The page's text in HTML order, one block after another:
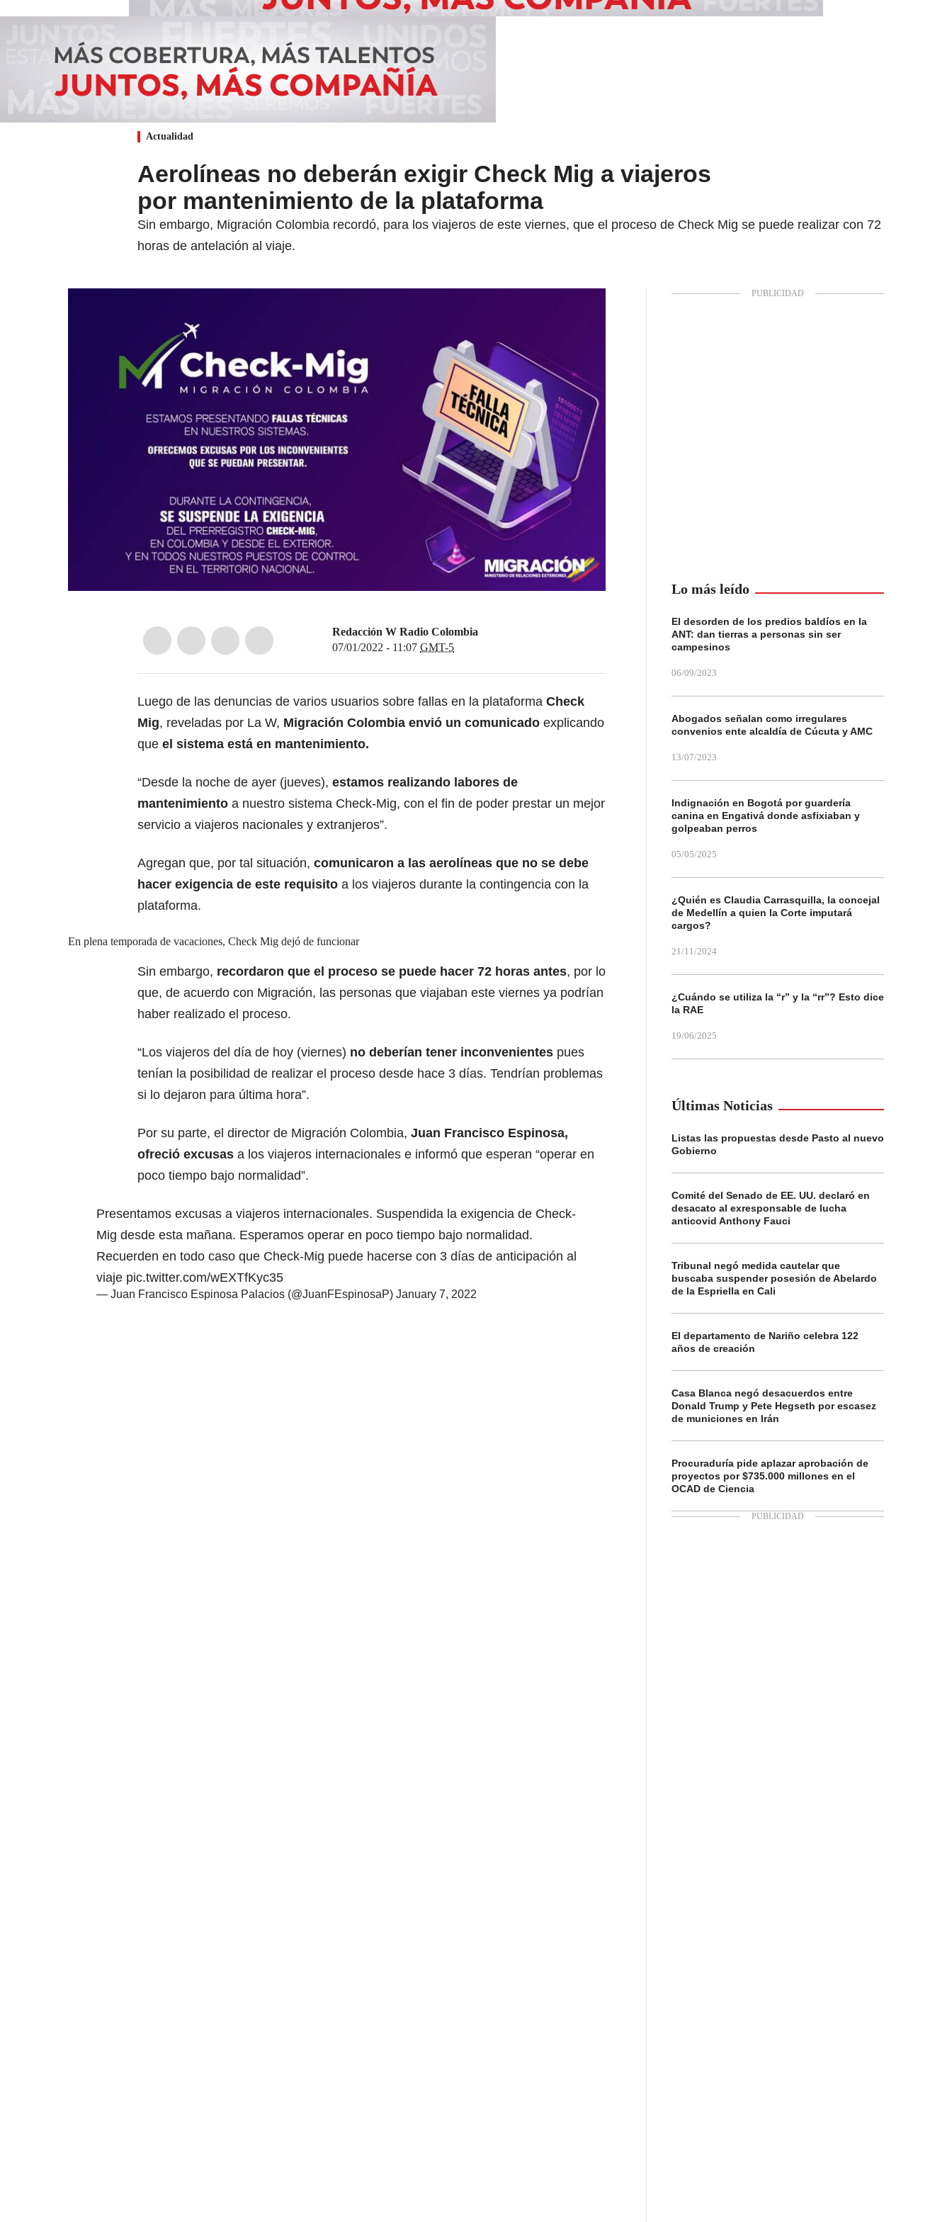
Actualidad
Aerolíneas no deberán exigir Check Mig a viajeros
por mantenimiento de la plataforma
Sin embargo, Migración Colombia recordó, para los viajeros de este viernes, que el proceso de Check Mig se puede realizar con 72
horas de antelación al viaje.
Redacción W Radio Colombia
07/01/2022 - 11:07 GMT-5
Luego de las denuncias de varios usuarios sobre fallas en la plataforma Check
Mig, reveladas por La W, Migración Colombia envió un comunicado explicando
que el sistema está en mantenimiento.
“Desde la noche de ayer (jueves), estamos realizando labores de
mantenimiento a nuestro sistema Check-Mig, con el fin de poder prestar un mejor
servicio a viajeros nacionales y extranjeros”.
Agregan que, por tal situación, comunicaron a las aerolíneas que no se debe
hacer exigencia de este requisito a los viajeros durante la contingencia con la
plataforma.
En plena temporada de vacaciones, Check Mig dejó de funcionar
Sin embargo, recordaron que el proceso se puede hacer 72 horas antes, por lo
que, de acuerdo con Migración, las personas que viajaban este viernes ya podrían
haber realizado el proceso.
“Los viajeros del día de hoy (viernes) no deberían tener inconvenientes pues
tenían la posibilidad de realizar el proceso desde hace 3 días. Tendrían problemas
si lo dejaron para última hora”.
Por su parte, el director de Migración Colombia, Juan Francisco Espinosa,
ofreció excusas a los viajeros internacionales e informó que esperan “operar en
poco tiempo bajo normalidad”.
Presentamos excusas a viajeros internacionales. Suspendida la exigencia de Check-
Mig desde esta mañana. Esperamos operar en poco tiempo bajo normalidad.
Recuerden en todo caso que Check-Mig puede hacerse con 3 días de anticipación al
viaje pic.twitter.com/wEXTfKyc35
— Juan Francisco Espinosa Palacios (@JuanFEspinosaP) January 7, 2022
Lo más leído
El desorden de los predios baldíos en la
ANT: dan tierras a personas sin ser
campesinos
06/09/2023
Abogados señalan como irregulares
convenios ente alcaldía de Cúcuta y AMC
13/07/2023
Indignación en Bogotá por guardería
canina en Engativá donde asfixiaban y
golpeaban perros
05/05/2025
¿Quién es Claudia Carrasquilla, la concejal
de Medellín a quien la Corte imputará
cargos?
21/11/2024
¿Cuándo se utiliza la “r” y la “rr”? Esto dice
la RAE
19/06/2025
Últimas Noticias
Listas las propuestas desde Pasto al nuevo
Gobierno
Comité del Senado de EE. UU. declaró en
desacato al exresponsable de lucha
anticovid Anthony Fauci
Tribunal negó medida cautelar que
buscaba suspender posesión de Abelardo
de la Espriella en Cali
El departamento de Nariño celebra 122
años de creación
Casa Blanca negó desacuerdos entre
Donald Trump y Pete Hegseth por escasez
de municiones en Irán
Procuraduría pide aplazar aprobación de
proyectos por $735.000 millones en el
OCAD de Ciencia